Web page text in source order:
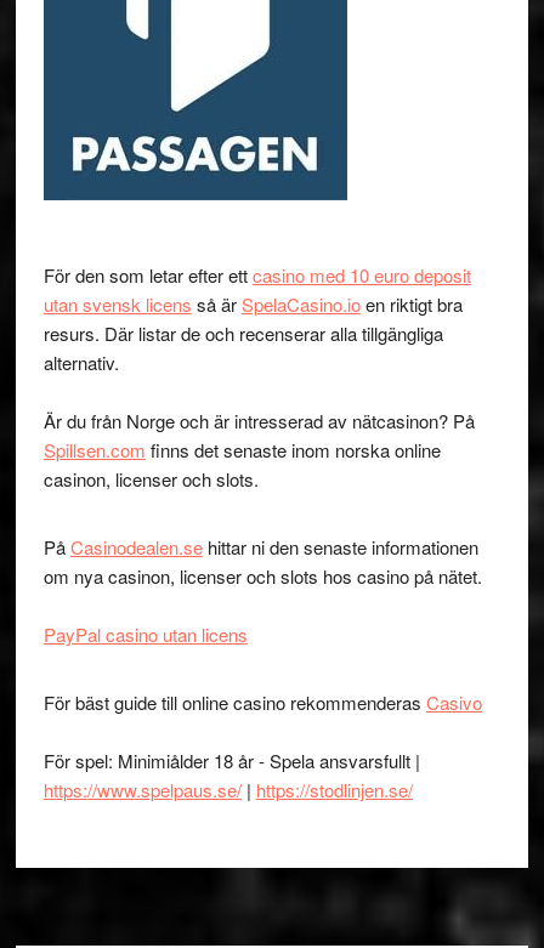
För den som letar efter ettcasino med 10 euro deposit
utan svensk licens så ärSpelaCasino.ioen riktigt bra
resurs. Där listar de och recenserar alla tillgängliga
alternativ.
Är du från Norge och är intresserad av nätcasinon? På
Spillsen.com finns det senaste inom norska online
casinon, licenser och slots.
PåCasinodealen.sehittar ni den senaste informationen
om nya casinon, licenser och slots hos casino på nätet.
PayPal casino utan licens
För bäst guide till online casino rekommenderas Casivo
För spel: Minimiålder 18 år - Spela ansvarsfullt |
https://www.spelpaus.se/| https://stodlinjen.se/